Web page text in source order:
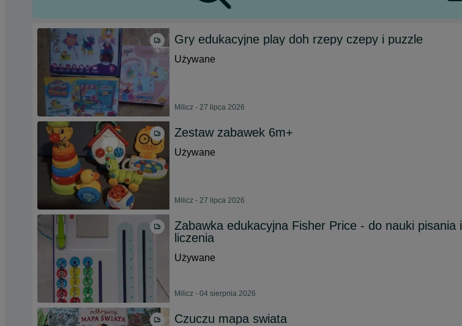
Gry edukacyjne play doh rzepy czepy i puzzle
Używane
Milicz - 27 lipca 2026
Zestaw zabawek 6m+
Używane
Milicz - 27 lipca 2026
Zabawka edukacyjna Fisher Price - do nauki pisania i
liczenia
Używane
Milicz - 04 sierpnia 2026
Czuczu mapa swiata